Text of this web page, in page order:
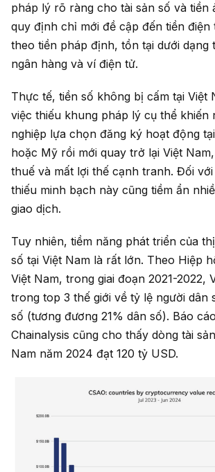
pháp lý rõ ràng cho tài sản số và tiền
quy định chỉ mới đề cập đến tiền điện
theo tiền pháp định, tồn tại dưới dạng
ngân hàng và ví điện tử.
Thực tế, tiền số không bị cấm tại Việt
việc thiếu khung pháp lý cụ thể khiến
nghiệp lựa chọn đăng ký hoạt động
hoặc Mỹ rồi mới quay trở lại Việt
thuế và mất lợi thế cạnh tranh. Đối
thiếu minh bạch này cũng tiềm ẩn
giao dịch.
Tuy nhiên, tiềm năng phát triển của
số tại Việt Nam là rất lớn. Theo Hiệp
Việt Nam, trong giai đoạn 2021-2022,
trong top 3 thế giới về tỷ lệ người dân
số (tương đương 21% dân số). Báo
Chainalysis cũng cho thấy dòng tài
Nam năm 2024 đạt 120 tỷ USD.